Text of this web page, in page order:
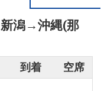
新潟→沖縄(那
到着 空席